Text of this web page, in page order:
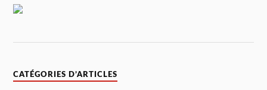
CATÉGORIES D’ARTICLES